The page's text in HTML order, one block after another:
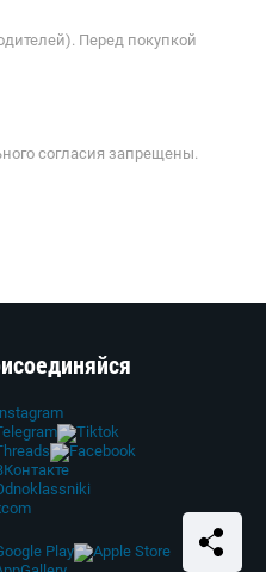
Перед покупкой
согласия запрещены.